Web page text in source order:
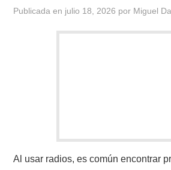
HISTORIA DE LA RADIO
MODOS DIGITALES
Publicada en julio 18, 2026 por Miguel
Al usar radios, es común encontrar